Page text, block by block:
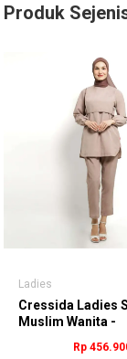
Produk
Ladies
Cressida Ladies
Muslim Wanita -
Rp